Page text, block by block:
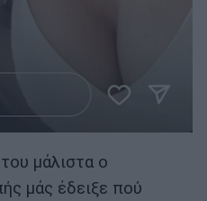
μάλιστα ο
μάς έδειξε πού